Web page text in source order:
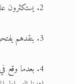
2. يستكثرون علينا حظنا بهذا النبي ذا الخلق العظيم أي الكامل، إذ لا يعترفون لنبي ذي خلق عظيم أبدا، وإن اعترفوا بخلق أو بعض أخلاق.
3. بنقدهم يفتحون الباب لتشويه أصحاب النبي، فبعد عوج حياة النبي مافيش حد عدل. وهو تمهيد لترويج مقولة الانتشار بالسيف.
4. بعدما وقع